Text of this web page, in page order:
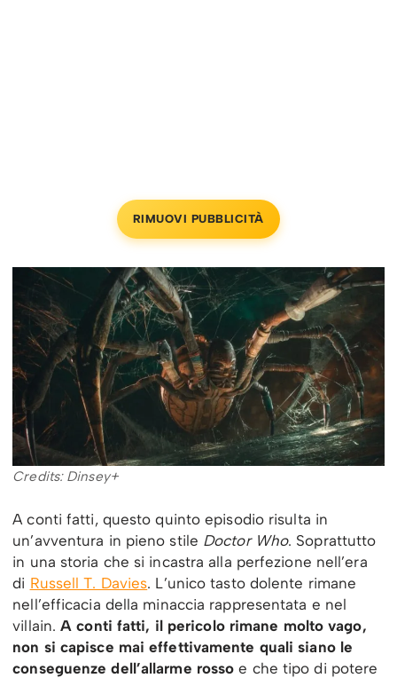
RIMUOVI PUBBLICITÀ
Credits: Dinsey+
A conti fatti, questo quinto episodio risulta in
un’avventura in pieno stile Doctor Who. Soprattutto
in una storia che si incastra alla perfezione nell’era
di Russell T. Davies. L’unico tasto dolente rimane
nell’efficacia della minaccia rappresentata e nel
villain.A conti fatti, il pericolo rimane molto vago,
non si capisce mai effettivamente quali siano le
conseguenze dell’allarme rosso e che tipo di potere